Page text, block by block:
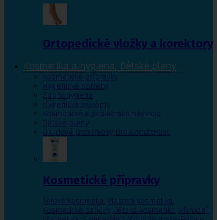
Ortopedické vložky a korektory
Kosmetika a hygiena, Dětské pleny
Kosmetické přípravky
Hygienické potřeby
Zubní hygiena
Hygienické systémy
Kosmetické a pedikérské nástroje
Dětské pleny
Úklidové prostředky pro domácnost
Kosmetické přípravky
Tělová kosmetika, Vlasová kosmetika,
Kosmetické balíčky, Dětská kosmetika, Přírodní